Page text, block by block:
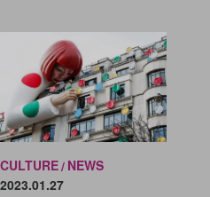
CULTURE NEWS
2023.01.27